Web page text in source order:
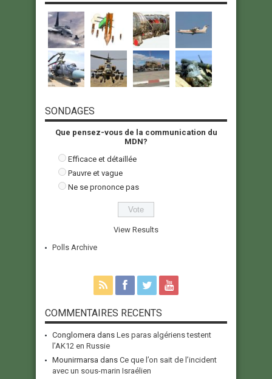
SONDAGES
Que pensez-vous de la communication du
MDN?
Efficace et détaillée
Pauvre et vague
Ne se prononce pas
View Results
Polls Archive
COMMENTAIRES RECENTS
Conglomera dans Les paras algériens testent
l’AK12 en Russie
Mounirmarsa dans Ce que l’on sait de l’incident
avec un sous-marin Israélien